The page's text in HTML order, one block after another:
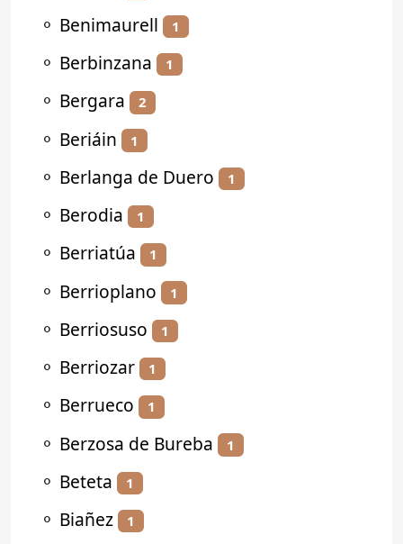
⚬ Benimaurell 1
⚬ Berbinzana 1
⚬ Bergara 2
⚬ Beriáin 1
⚬ Berlanga de Duero 1
⚬ Berodia 1
⚬ Berriatúa 1
⚬ Berrioplano 1
⚬ Berriosuso 1
⚬ Berriozar 1
⚬ Berrueco 1
⚬ Berzosa de Bureba 1
⚬ Beteta 1
⚬ Biañez 1